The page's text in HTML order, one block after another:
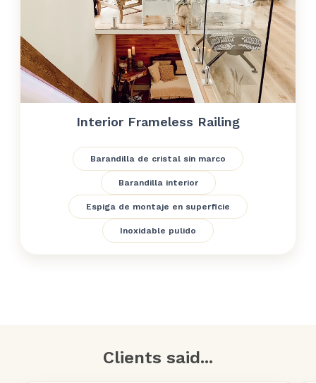
Interior Frameless Railing
Barandilla de cristal sin marco
Barandilla interior
Espiga de montaje en superficie
Inoxidable pulido
Clients said...